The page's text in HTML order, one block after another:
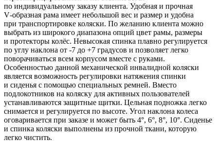
по индивидуальному заказу клиента. Удобная и прочная
V‑образная рама имеет небольшой вес и размер и удобна
при транспортировке коляски. По желанию клиента можно
выбрать из широкого диапазона опций цвет рамы, размеры
и протекторы колёс. Невысокая спинка плавно регулируется
по углу наклона от -7 до +7 градусов и позволяет легко
поворачиваться всем корпусом вместе с руками.
Особенностью данной механической инвалидной коляски
является возможность регулировки натяжения спинки
и сиденья с помощью специальных ремней. Вместо
подлокотников на коляску для активных пользователей
устанавливаются защитные щитки. Цельная подножка легко
снимается и регулируется по высоте. Угол наклона колеса
оговаривается при заказе и может быть 4°, 6°, 8°, 10°. Сиденье
и спинка коляски выполнены из прочной ткани, которую
легко чистить.